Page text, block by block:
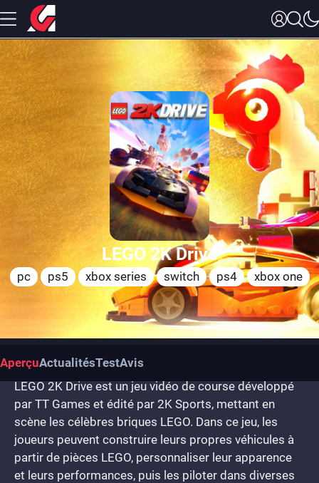
LEGO 2K Drive
pc ps5 xbox series switch ps4 xbox one
AperçuActualitésTestAvis
LEGO 2K Drive est un jeu vidéo de course développé
par TT Games et édité par 2K Sports, mettant en
scène les célèbres briques LEGO. Dans ce jeu, les
joueurs peuvent construire leurs propres véhicules à
partir de pièces LEGO, personnaliser leur apparence
et leurs performances, puis les piloter dans diverses